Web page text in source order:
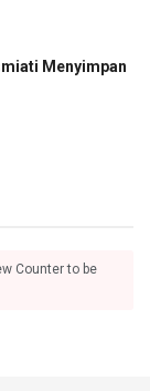
Menyimpan
Counter to be